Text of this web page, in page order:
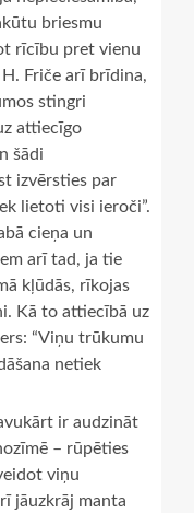
briesmu
rīcību pret vienu
H. Friče arī brīdina,
stingri
attiecīgo
šādi
izvērsties par
lietoti visi ieroči”.
cieņa un
arī tad, ja tie
kļūdās, rīkojas
Kā to attiecībā uz
“Viņu trūkumu
netiek
ir audzināt
– rūpēties
viņu
jāuzkrāj manta